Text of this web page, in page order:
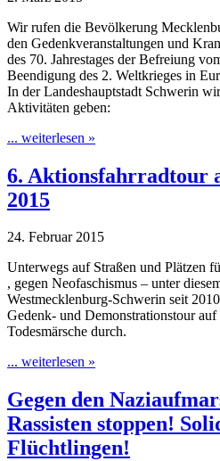
Wir rufen die Bevölkerung
den Gedenkveranstaltungen und
des 70. Jahrestages der Befreiung
Beendigung des 2. Weltkrieges in
In der Landeshauptstadt Schwerin
Aktivitäten geben:
... weiterlesen »
6. Aktionsfahrradtour
2015
24. Februar 2015
Unterwegs auf Straßen und Plätzen
, gegen Neofaschismus – unter
Westmecklenburg-Schwerin seit
Gedenk- und Demonstrationstour
Todesmärsche durch.
... weiterlesen »
Gegen den
Rassisten stoppen!
Flüchtlingen!